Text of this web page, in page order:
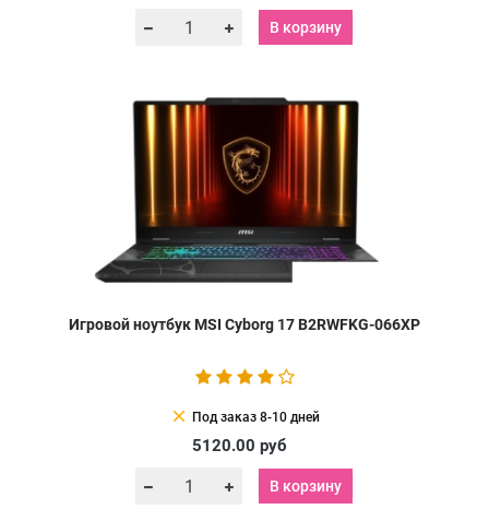
В корзину
Игровой ноутбук MSI Cyborg 17 B2RWFKG-066XP
clear Под заказ 8-10 дней
5120.00 руб
В корзину